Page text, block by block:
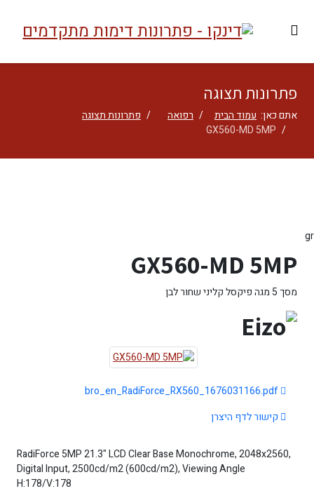
פתרונות תצוגה
אתם כאן: עמוד הבית רפואה
פתרונות תצוגה
GX560-MD 5MP
gr
GX560-MD 5MP
מסך 5 מגה פיקסל קליני שחור לבן
קישור לדף היצרן
RadiForce 5MP 21.3" LCD Clear Base Monochrome, 2048x2560,
Digital Input, 2500cd/m2 (600cd/m2), Viewing Angle
H:178/V:178